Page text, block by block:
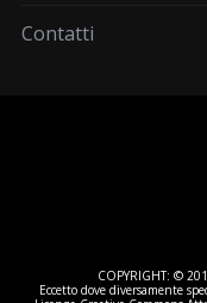
Contatti
COPYRIGHT: ©
Eccetto dove diversamente